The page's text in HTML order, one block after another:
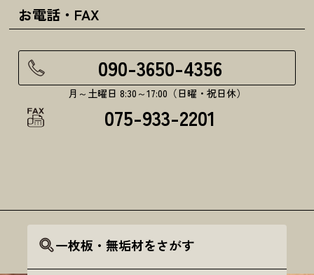
お電話・FAX
090-3650-4356
月～土曜日 8:30～17:00（日曜・祝日休）
075-933-2201
一枚板・無垢材をさがす